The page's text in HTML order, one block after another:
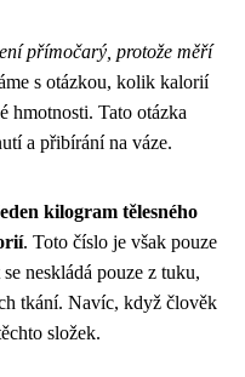
přímočarý, protože měří
s otázkou, kolik kalorií
hmotnosti. Tato otázka
a přibírání na váze.
kilogram tělesného
. Toto číslo je však pouze
neskládá pouze z tuku,
tkání. Navíc, když člověk
složek.